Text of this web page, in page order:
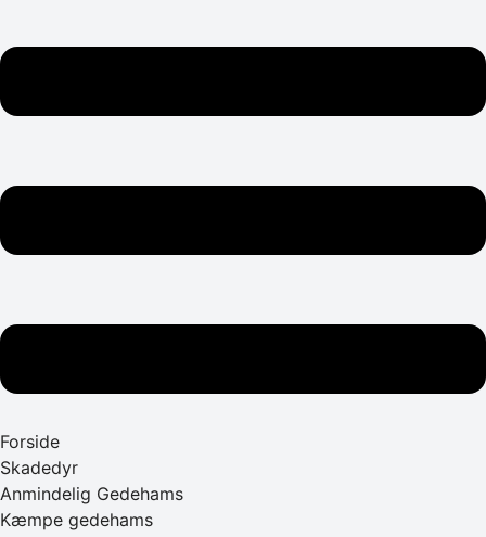
Forside
Skadedyr
Anmindelig Gedehams
Kæmpe gedehams